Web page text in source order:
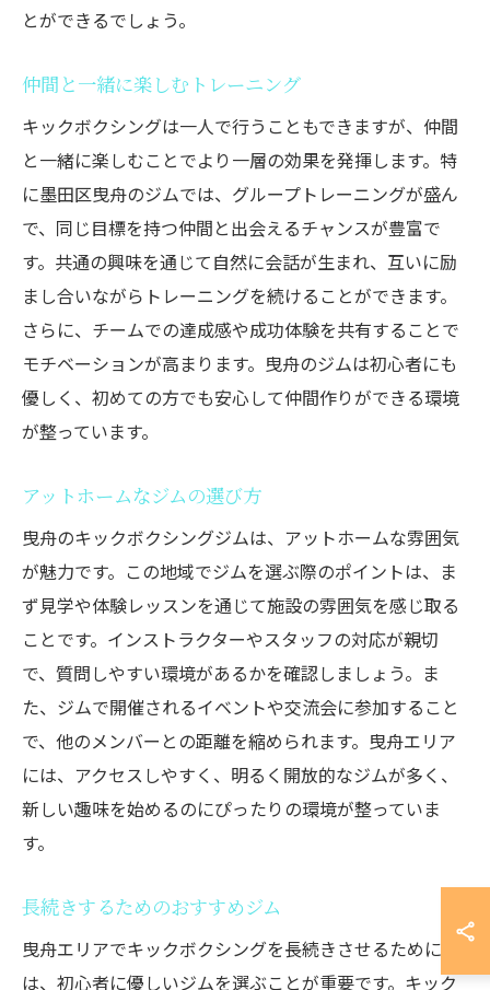
とができるでしょう。
仲間と一緒に楽しむトレーニング
キックボクシングは一人で行うこともできますが、仲間
と一緒に楽しむことでより一層の効果を発揮します。特
に墨田区曳舟のジムでは、グループトレーニングが盛ん
で、同じ目標を持つ仲間と出会えるチャンスが豊富で
す。共通の興味を通じて自然に会話が生まれ、互いに励
まし合いながらトレーニングを続けることができます。
さらに、チームでの達成感や成功体験を共有することで
モチベーションが高まります。曳舟のジムは初心者にも
優しく、初めての方でも安心して仲間作りができる環境
が整っています。
アットホームなジムの選び方
曳舟のキックボクシングジムは、アットホームな雰囲気
が魅力です。この地域でジムを選ぶ際のポイントは、ま
ず見学や体験レッスンを通じて施設の雰囲気を感じ取る
ことです。インストラクターやスタッフの対応が親切
で、質問しやすい環境があるかを確認しましょう。ま
た、ジムで開催されるイベントや交流会に参加すること
で、他のメンバーとの距離を縮められます。曳舟エリア
には、アクセスしやすく、明るく開放的なジムが多く、
新しい趣味を始めるのにぴったりの環境が整っていま
す。
長続きするためのおすすめジム
曳舟エリアでキックボクシングを長続きさせるために
は、初心者に優しいジムを選ぶことが重要です。キック